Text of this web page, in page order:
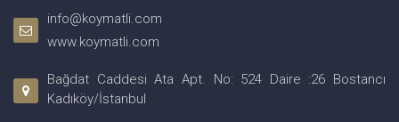
info@koymatli.com
www.koymatli.com
Bağdat Caddesi Ata Apt. No: 524 Daire :26 Bostancı
Kadıköy/İstanbul